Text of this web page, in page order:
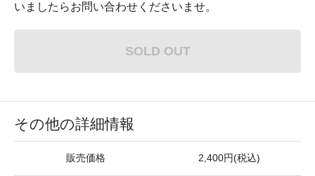
いましたらお問い合わせくださいませ。
SOLD OUT
その他の詳細情報
販売価格 2,400円(税込)